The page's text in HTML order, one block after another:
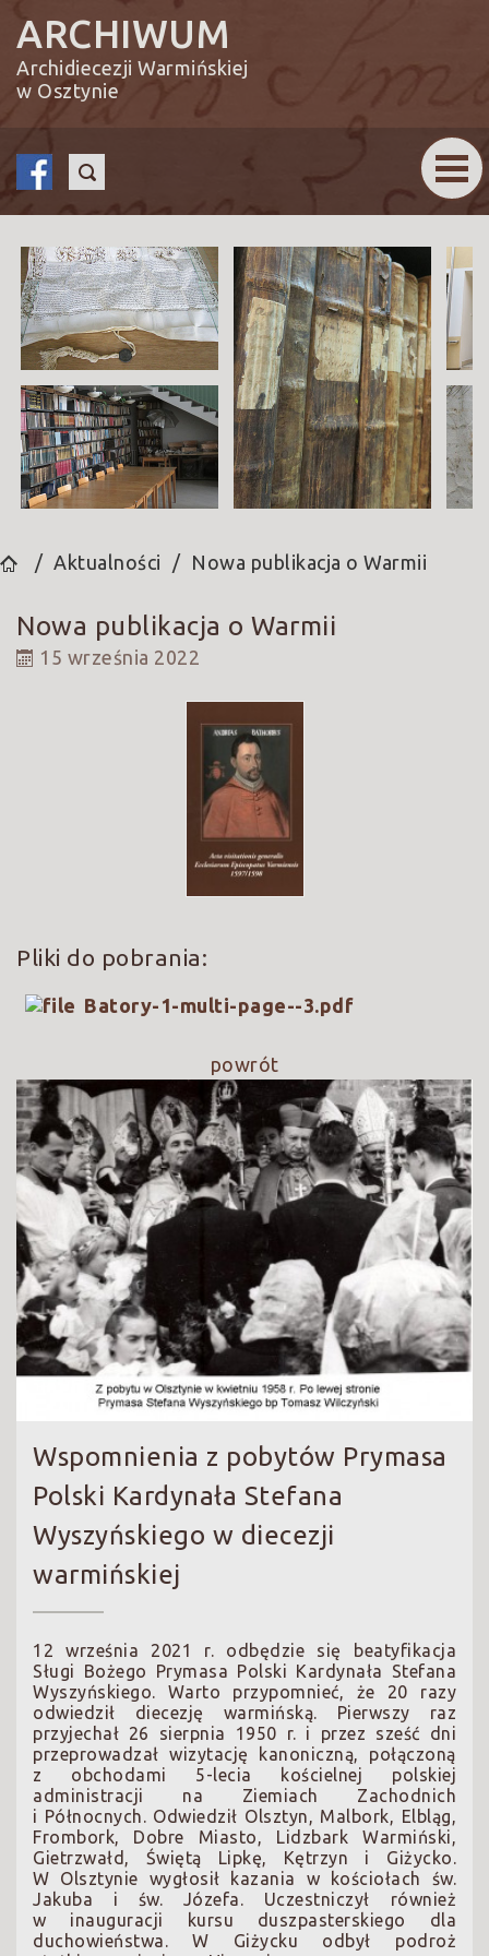
ARCHIWUM
Archidiecezji Warmińskiej
w Osztynie
Aktualności Nowa publikacja o Warmii
Nowa publikacja o Warmii
15 września 2022
Pliki do pobrania:
Batory-1-multi-page--3.pdf
powrót
Wspomnienia z pobytów Prymasa
Polski Kardynała Stefana
Wyszyńskiego w diecezji
warmińskiej
12 września 2021 r. odbędzie się beatyfikacja
Sługi Bożego Prymasa Polski Kardynała Stefana
Wyszyńskiego. Warto przypomnieć, że 20 razy
odwiedził diecezję warmińską. Pierwszy raz
przyjechał 26 sierpnia 1950 r. i przez sześć dni
przeprowadzał wizytację kanoniczną, połączoną
z obchodami 5-lecia kościelnej polskiej
administracji na Ziemiach Zachodnich
i Północnych. Odwiedził Olsztyn, Malbork, Elbląg,
Frombork, Dobre Miasto, Lidzbark Warmiński,
Gietrzwałd, Świętą Lipkę, Kętrzyn i Giżycko.
W Olsztynie wygłosił kazania w kościołach św.
Jakuba i św. Józefa. Uczestniczył również
w inauguracji kursu duszpasterskiego dla
duchowieństwa. W Giżycku odbył podroż